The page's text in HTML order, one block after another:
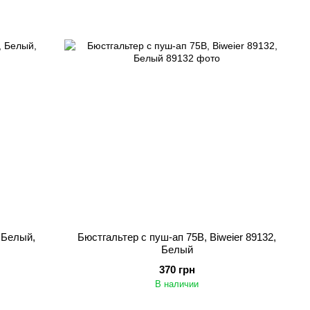
Бюстгальтер с пуш-ап 75B, Biweier 89132,
Белый
370 грн
В наличии